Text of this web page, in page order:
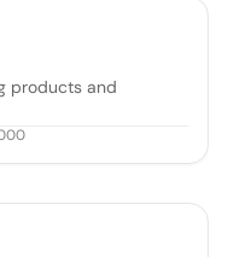
products and